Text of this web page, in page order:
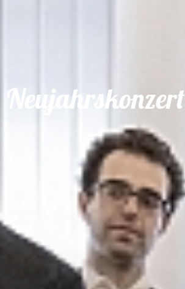
Neujahrskonzert